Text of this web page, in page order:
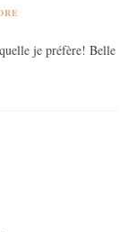
je préfère! Belle